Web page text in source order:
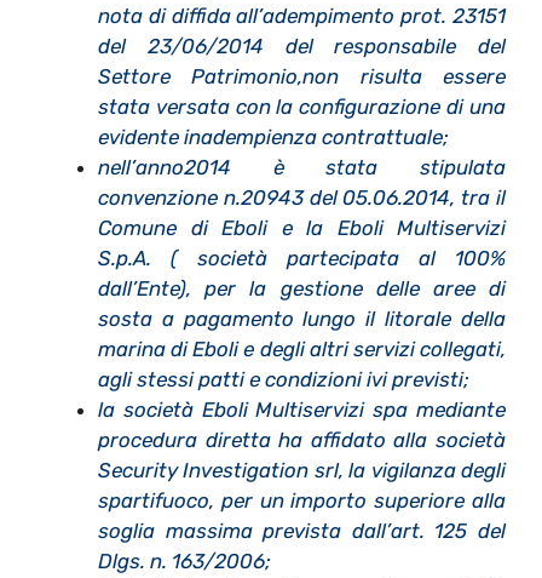
nota di diffida all’adempimento prot. 23151
del 23/06/2014 del responsabile del
Settore Patrimonio,non risulta essere
stata versata con la configurazione di una
evidente inadempienza contrattuale;
nell’anno2014 è stata stipulata
convenzione n.20943 del 05.06.2014, tra il
Comune di Eboli e la Eboli Multiservizi
S.p.A. ( società partecipata al 100%
dall’Ente), per la gestione delle aree di
sosta a pagamento lungo il litorale della
marina di Eboli e degli altri servizi collegati,
agli stessi patti e condizioni ivi previsti;
la società Eboli Multiservizi spa mediante
procedura diretta ha affidato alla società
Security Investigation srl, la vigilanza degli
spartifuoco, per un importo superiore alla
soglia massima prevista dall’art. 125 del
Dlgs. n. 163/2006;